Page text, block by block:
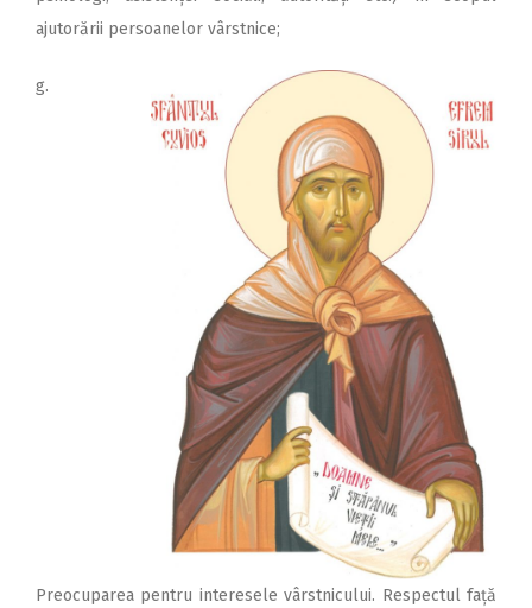
ajutorării persoanelor vârstnice;
g.
Preocuparea pentru interesele vârstnicului. Respectul față